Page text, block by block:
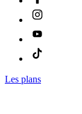
Les plans